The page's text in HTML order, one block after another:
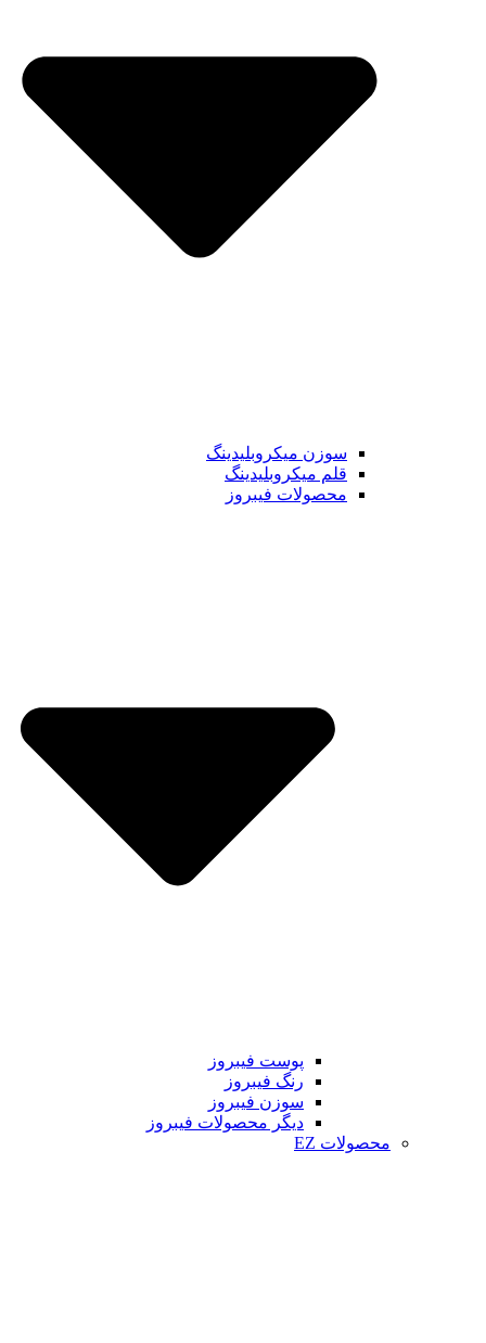
سوزن میکروبلیدینگ
قلم میکروبلیدینگ
محصولات فیبروز
پوست فیبروز
رنگ فیبروز
سوزن فیبروز
دیگر محصولات فیبروز
محصولات EZ